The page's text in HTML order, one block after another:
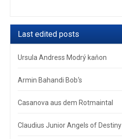
Last edited posts
Ursula Andress Modrý kaňon
Armin Bahandi Bob‘s
Casanova aus dem Rotmaintal
Claudius Junior Angels of Destiny